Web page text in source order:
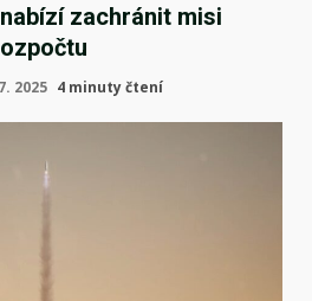
zachránit misi
2025 4 minuty čtení